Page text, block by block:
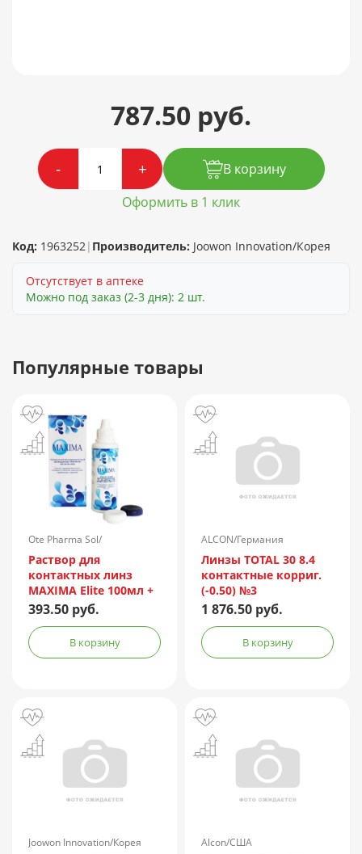
787.50 руб.
- +
В корзину
Оформить в 1 клик
Код: 1963252| Производитель: Joowon Innovation/Корея
Отсутствует в аптеке
Можно под заказ (2-3 дня): 2 шт.
Популярные товары
Ote Pharma Sol/
Нидерланды
Раствор для
контактных линз
MAXIMA Elite 100мл +
контейнер
393.50 руб.
В корзину
ALCON/Германия
Линзы TOTAL 30 8.4
контактные корриг.
(-0.50) №3
1 876.50 руб.
В корзину
Joowon Innovation/Корея Alcon/США